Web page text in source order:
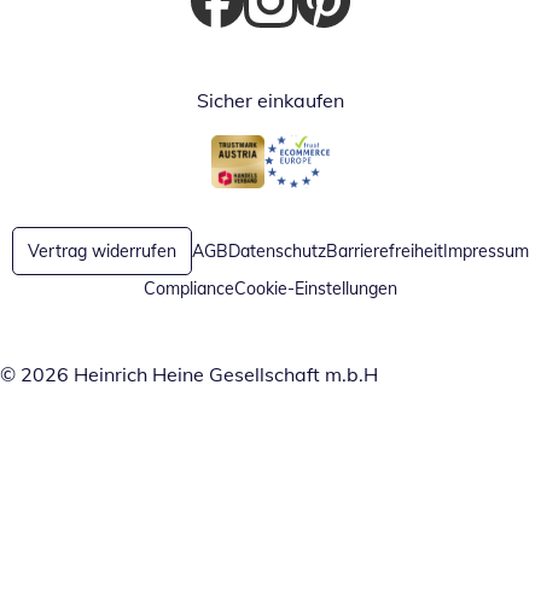
Öffnet in neuem Fenster
Öffnet in neuem Fenster
Öffnet in neuem Fenster
Sicher einkaufen
Öffnet in neuem Fenster
Öffnet in neuem Fenster
Vertrag widerrufen AGBDatenschutzBarrierefreiheitImpressum
ComplianceCookie-Einstellungen
© 2026 Heinrich Heine Gesellschaft m.b.H